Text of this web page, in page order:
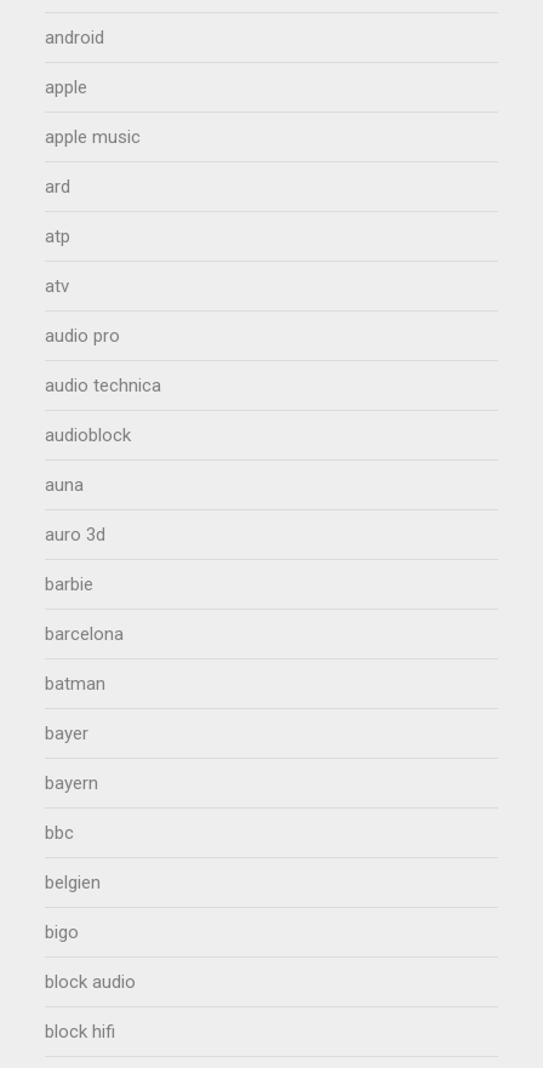
android
apple
apple music
ard
atp
atv
audio pro
audio technica
audioblock
auna
auro 3d
barbie
barcelona
batman
bayer
bayern
bbc
belgien
bigo
block audio
block hifi